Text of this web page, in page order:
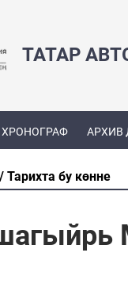
ТАТАР
ХРОНОГРАФ АРХИВ
Тарихта бу көнне